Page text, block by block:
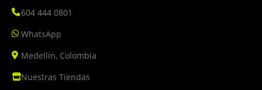
604 444 0801
WhatsApp
Medellín, Colombia
Nuestras Tiendas